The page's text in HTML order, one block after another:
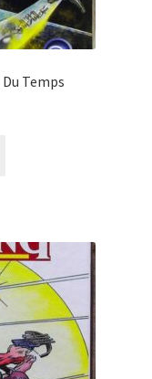
Temps